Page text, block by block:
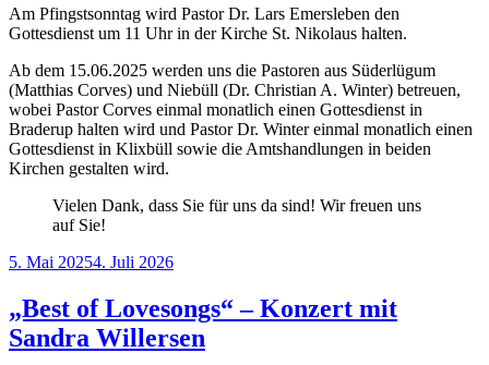
Am Pfingstsonntag wird Pastor Dr. Lars Emersleben den
Gottesdienst um 11 Uhr in der Kirche St. Nikolaus halten.
Ab dem 15.06.2025 werden uns die Pastoren aus Süderlügum
(Matthias Corves) und Niebüll (Dr. Christian A. Winter) betreuen,
wobei Pastor Corves einmal monatlich einen Gottesdienst in
Braderup halten wird und Pastor Dr. Winter einmal monatlich einen
Gottesdienst in Klixbüll sowie die Amtshandlungen in beiden
Kirchen gestalten wird.
Vielen Dank, dass Sie für uns da sind! Wir freuen uns
auf Sie!
Veröffentlicht
5. Mai 20254. Juli 2026
„Best of Lovesongs“ – Konzert mit
Sandra Willersen